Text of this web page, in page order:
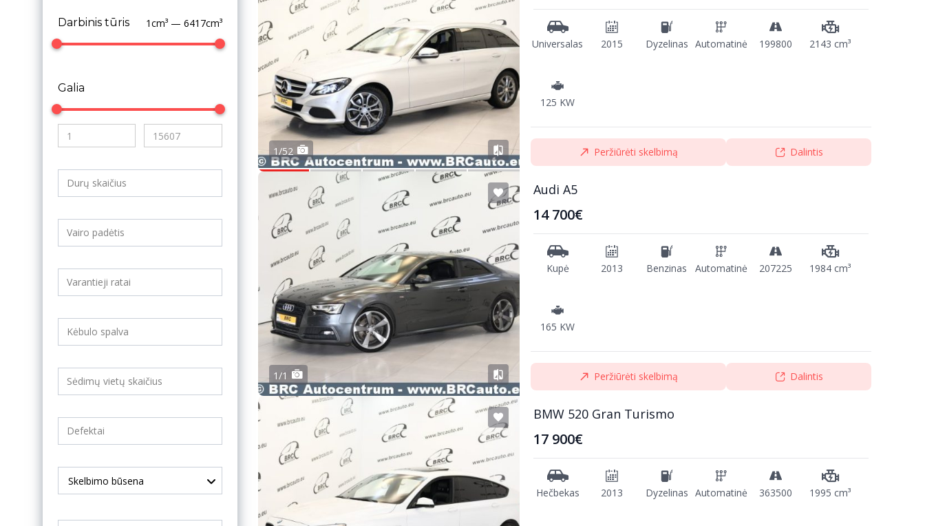
Darbinis tūris 1cm³ — 6417cm³
Galia
Skelbimo būsena
1/52
Universalas 2015 Dyzelinas Automatinė 199800 2143 cm³
125 KW
Peržiūrėti skelbimą Dalintis
1/1
Audi A5
14 700€
Kupė 2013 Benzinas Automatinė 207225 1984 cm³
165 KW
Peržiūrėti skelbimą Dalintis
BMW 520 Gran Turismo
17 900€
Hečbekas 2013 Dyzelinas Automatinė 363500 1995 cm³